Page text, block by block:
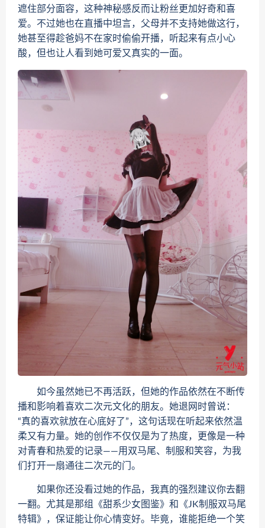
遮住部分面容，这种神秘感反而让粉丝更加好奇和喜
爱。不过她也在直播中坦言，父母并不支持她做这行，
她甚至得趁爸妈不在家时偷偷开播，听起来有点小心
酸，但也让人看到她可爱又真实的一面。
如今虽然她已不再活跃，但她的作品依然在不断传
播和影响着喜欢二次元文化的朋友。她退网时曾说：
“真的喜欢就放在心底好了”，这句话现在听起来依然温
柔又有力量。她的创作不仅仅是为了热度，更像是一种
对青春和热爱的记录——用双马尾、制服和笑容，为我
们打开一扇通往二次元的门。
如果你还没看过她的作品，我真的强烈建议你去翻
一翻。尤其是那组《甜系少女图鉴》和《JK制服双马尾
特辑》，保证能让你心情变好。毕竟，谁能拒绝一个笑